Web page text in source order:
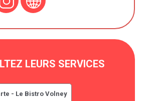
LEURS SERVICES
- Le Bistro Volney